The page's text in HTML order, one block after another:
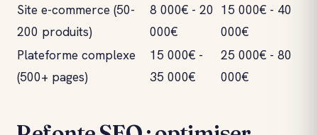
Site e-commerce (50-
200 produits)
8 000€ - 20
000€
15 000€ - 40
000€
Plateforme complexe
(500+ pages)
15 000€ -
35 000€
25 000€ - 80
000€